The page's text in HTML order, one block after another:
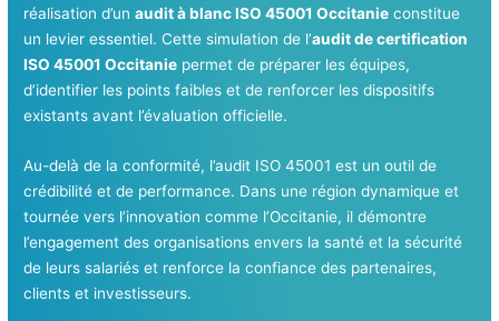
réalisation d’unaudit à blanc ISO 45001 Occitanie constitue
un levier essentiel. Cette simulation de l’audit de certification
ISO 45001 Occitanie permet de préparer les équipes,
d’identifier les points faibles et de renforcer les dispositifs
existants avant l’évaluation officielle.
Au-delà de la conformité, l’audit ISO 45001 est un outil de
crédibilité et de performance. Dans une région dynamique et
tournée vers l’innovation comme l’Occitanie, il démontre
l’engagement des organisations envers la santé et la sécurité
de leurs salariés et renforce la confiance des partenaires,
clients et investisseurs.